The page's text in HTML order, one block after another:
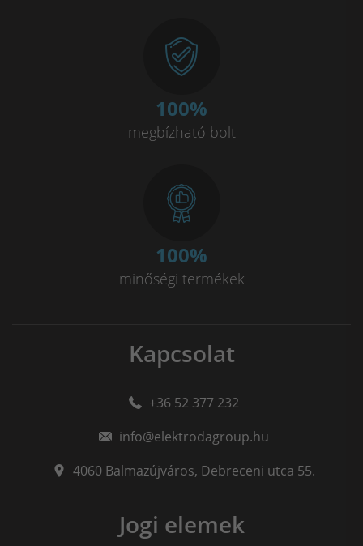
100%
megbízható bolt
100%
minőségi termékek
Kapcsolat
+36 52 377 232
info@elektrodagroup.hu
4060 Balmazújváros, Debreceni utca 55.
Jogi elemek